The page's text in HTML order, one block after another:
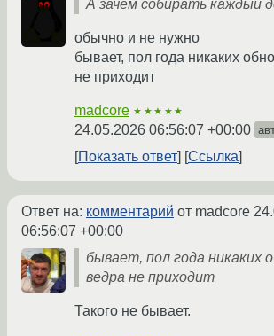
А зачем собирать каждый
обычно и не нужно
бывает, пол года никаких
не приходит
madcore ★★★★★
24.05.2026 06:56:07 +00:00
Показать ответ Ссылка
Ответ на: комментарий от madcore
06:56:07 +00:00
бывает, пол года никаких
ведра не приходит
Такого не бывает.